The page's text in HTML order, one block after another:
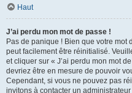
Haut
J’ai perdu mon mot de passe !
Pas de panique ! Bien que votre mot
peut facilement être réinitialisé.
et cliquer sur « J’ai perdu mon mot
devriez être en mesure de pouvoir
Cependant, si vous ne pouvez pas
invitons à contacter un